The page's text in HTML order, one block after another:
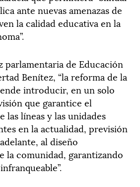
ante nuevas amenazas de
la calidad educativa en la
parlamentaria de Educación
Benítez, “la reforma de la
introducir, en un solo
que garantice el
las líneas y las unidades
en la actualidad, previsión
al diseño
la comunidad, garantizando